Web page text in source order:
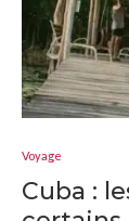
Voyage
Cuba :